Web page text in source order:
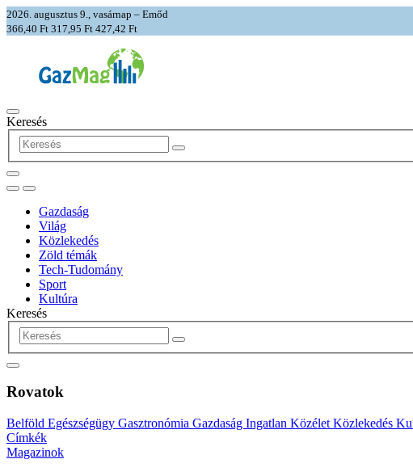
2026. augusztus 9., vasárnap – Emőd
366,40 Ft 317,95 Ft 427,42 Ft
Keresés
Gazdaság
Világ
Közlekedés
Zöld témák
Tech-Tudomány
Sport
Kultúra
Keresés
Rovatok
Belföld Egészségügy Gasztronómia Gazdaság Ingatlan Közélet Közlekedés
Címkék
Magazinok